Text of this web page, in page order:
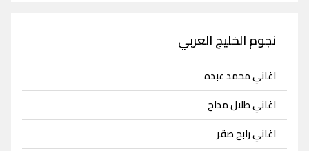
نجوم الخليج العربي
اغاني محمد عبده
اغاني طلال مداح
اغاني رابح صقر